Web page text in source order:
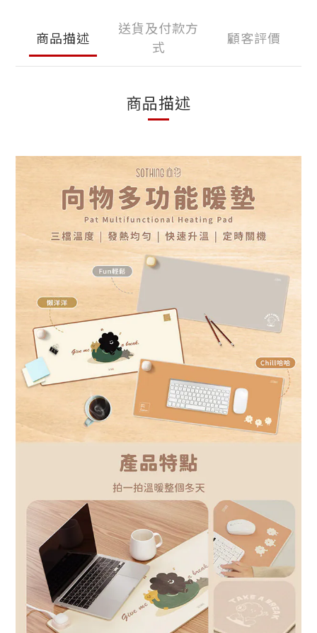
商品描述
送貨及付款方
式
顧客評價
商品描述